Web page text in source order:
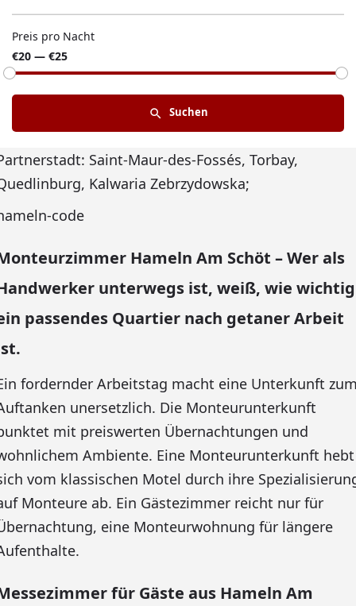
Preis pro Nacht
€20 — €25
Suchen
Saint-Maur-des-Fossés, Torbay,
Kalwaria Zebrzydowska;
code
Hameln Am Schöt – Wer als
unterwegs ist, weiß, wie wichtig
passendes Quartier nach getaner Arbeit
fordernder Arbeitstag macht eine Unterkunft
unersetzlich. Die Monteurunterkunft
mit preiswerten Übernachtungen und
Ambiente. Eine Monteurunterkunft hebt
vom klassischen Motel durch ihre
Monteure ab. Ein Gästezimmer reicht nur für
eine Monteurwohnung für längere
für Gäste aus Hameln Am